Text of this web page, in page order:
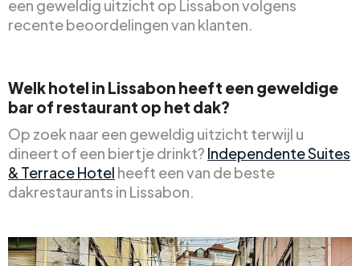
een geweldig uitzicht op Lissabon volgens
recente beoordelingen van klanten.
Welk hotel in Lissabon heeft een geweldige
bar of restaurant op het dak?
Op zoek naar een geweldig uitzicht terwijl u
dineert of een biertje drinkt? Independente Suites
& Terrace Hotel heeft een van de beste
dakrestaurants in Lissabon.